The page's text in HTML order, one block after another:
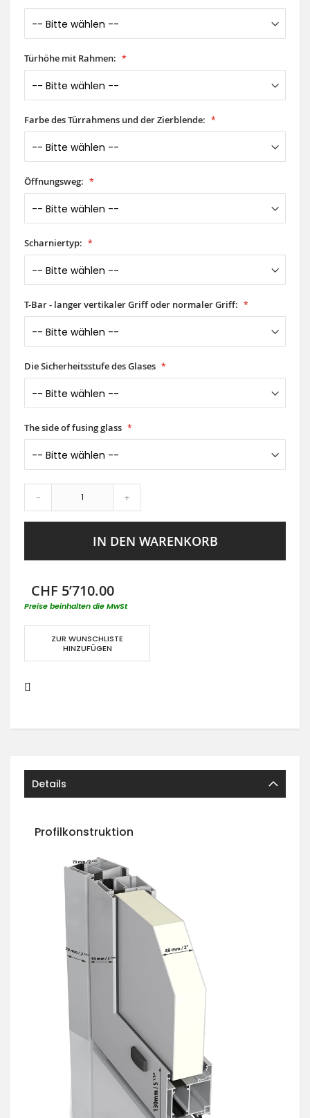
Türhöhe mit Rahmen:
Farbe des Türrahmens und der Zierblende:
Öffnungsweg:
Scharniertyp:
T-Bar - langer vertikaler Griff oder normaler Griff:
Die Sicherheitsstufe des Glases
The side of fusing glass
- +
IN DEN WARENKORB
CHF 5’710.00
Preise beinhalten die MwSt
ZUR WUNSCHLISTE
HINZUFÜGEN
Details